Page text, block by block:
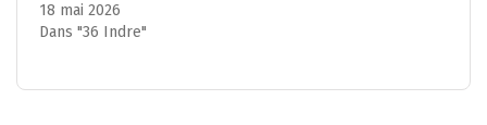
18 mai 2026
Dans "36 Indre"